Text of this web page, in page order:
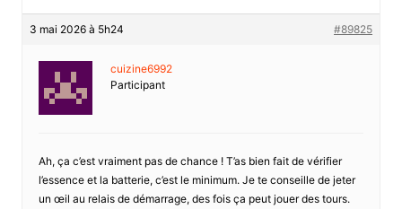
3 mai 2026 à 5h24 #89825
cuizine6992
Participant
Ah, ça c’est vraiment pas de chance ! T’as bien fait de vérifier
l’essence et la batterie, c’est le minimum. Je te conseille de jeter
un œil au relais de démarrage, des fois ça peut jouer des tours.